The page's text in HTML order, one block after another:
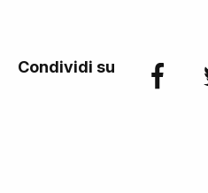
Condividi su